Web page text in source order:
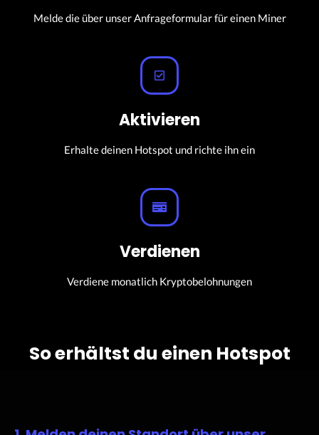
Melde die über unser Anfrageformular für einen Miner
Aktivieren
Erhalte deinen Hotspot und richte ihn ein
Verdienen
Verdiene monatlich Kryptobelohnungen
So erhältst du einen Hotspot